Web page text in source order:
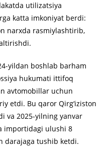
utilizatsiya
katta imkoniyat berdi:
narxda rasmiylashtirib,
yildan boshlab barham
hukumati ittifoq
avtomobillar uchun
etdi. Bu qaror Qirg‘iziston
va 2025-yilning yanvar
importidagi ulushi 8
darajaga tushib ketdi.